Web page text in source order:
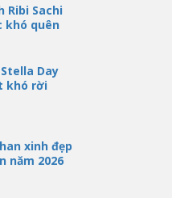
Ribi Sachi
khó quên
Day
khó rời
xinh đẹp
năm 2026